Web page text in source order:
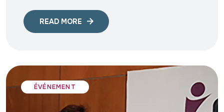
READ MORE
ÉVÉNEMENT